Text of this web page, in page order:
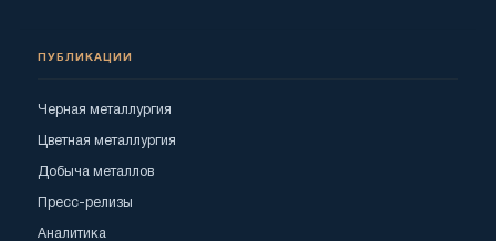
ПУБЛИКАЦИИ
Черная металлургия
Цветная металлургия
Добыча металлов
Пресс-релизы
Аналитика